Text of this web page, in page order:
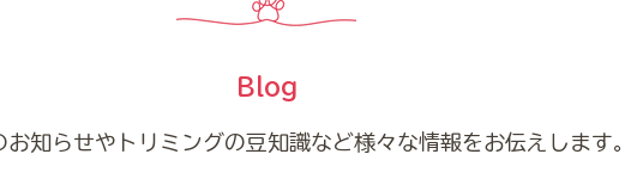
Blog
お知らせやトリミングの豆知識など様々な情報をお伝えします。